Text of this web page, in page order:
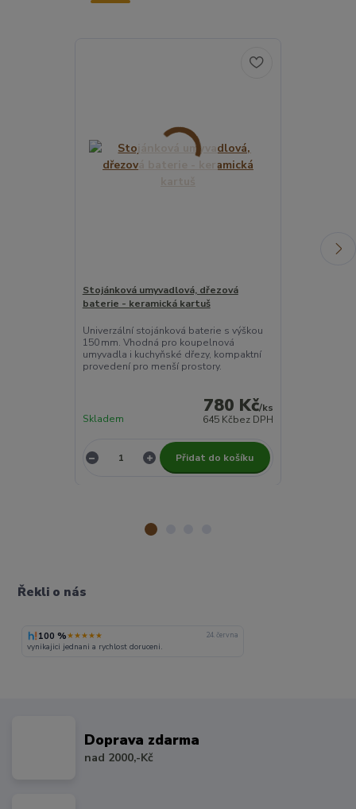
Stojánková umyvadlová, dřezová
baterie - keramická kartuš
Univerzální stojánková baterie s výškou
150 mm. Vhodná pro koupelnová
umyvadla i kuchyňské dřezy, kompaktní
provedení pro menší prostory.
780 Kč/ks
645 Kčbez DPH
Skladem
Přidat do košíku
Řekli o nás
100 %★★★★★ 24. června
vynikajici jednani a rychlost doruceni.
Doprava zdarma
nad 2000,-Kč